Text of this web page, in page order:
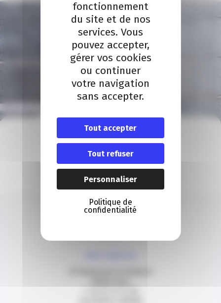
À VOTRE ÉCOUTE
Nous contacter
Contact
fonctionnement
du site et de nos
services. Vous
pouvez accepter,
gérer vos cookies
ou continuer
votre navigation
sans accepter.
Tout accepter
Tout refuser
Personnaliser
Politique de
confidentialité